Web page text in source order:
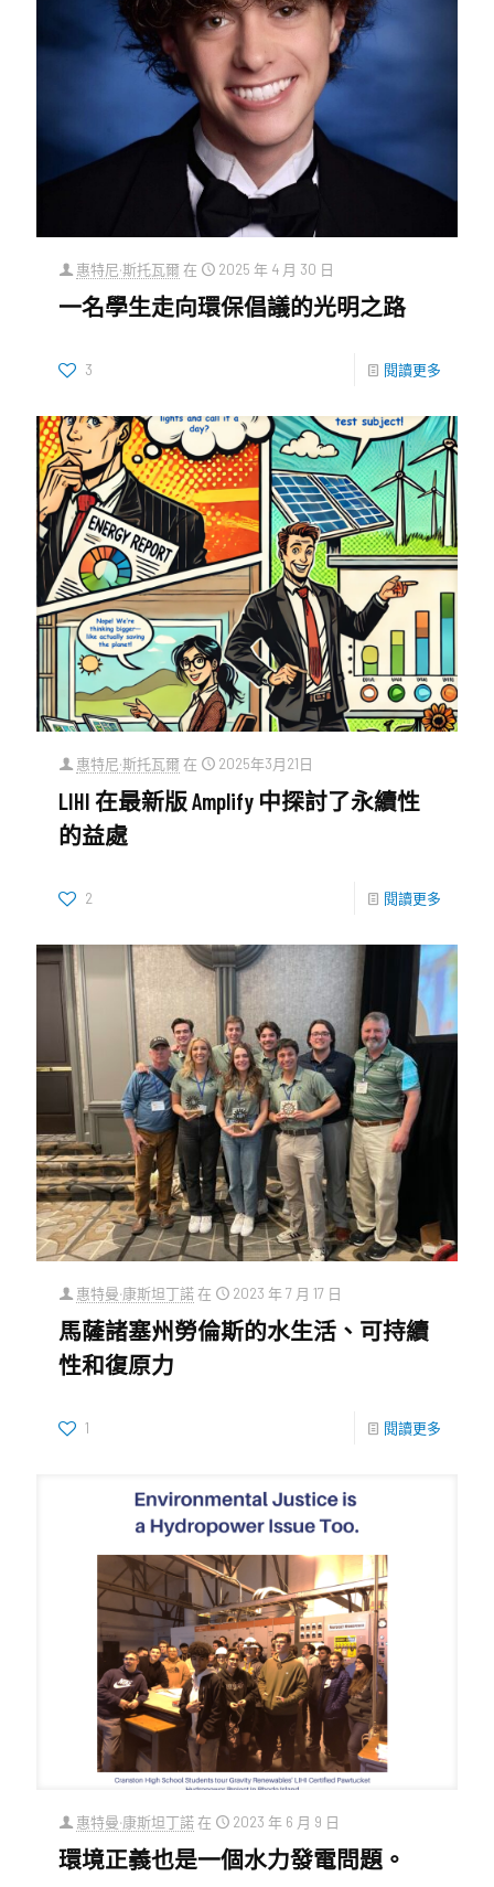
惠特尼·斯托瓦爾 在 2025 年 4 月 30 日
一名學生走向環保倡議的光明之路
3 閱讀更多
惠特尼·斯托瓦爾 在 2025年3月21日
LIHI 在最新版 Amplify 中探討了永續性
的益處
2 閱讀更多
惠特曼‧康斯坦丁諾在 2023 年 7 月 17 日
馬薩諸塞州勞倫斯的水生活、可持續
性和復原力
1 閱讀更多
惠特曼‧康斯坦丁諾在 2023 年 6 月 9 日
環境正義也是一個水力發電問題。